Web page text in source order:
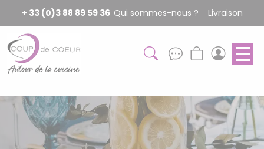
+ 33 (0)3 88 89 59 36 Qui sommes-nous ? Livraison
Panneau de gestion des cookies